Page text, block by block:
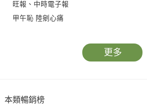
旺報、中時電子報
甲午恥 陸剜心痛
更多
本類暢銷榜